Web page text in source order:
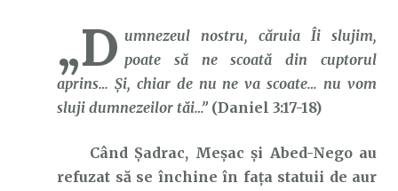
„D umnezeul nostru, căruia Îi slujim,
poate să ne scoată din cuptorul
aprins… Şi, chiar de nu ne va scoate… nu vom
sluji dumnezeilor tăi…” (Daniel 3:17-18)
Când Șadrac, Meșac și Abed-Nego au
refuzat să se închine în fața statuii de aur